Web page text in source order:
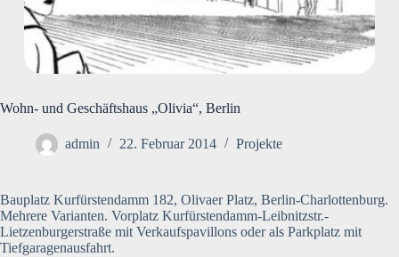
Wohn- und Geschäftshaus „Olivia“, Berlin
admin 22. Februar 2014 Projekte
Bauplatz Kurfürstendamm 182, Olivaer Platz, Berlin-Charlottenburg.
Mehrere Varianten. Vorplatz Kurfürstendamm-Leibnitzstr.-
Lietzenburgerstraße mit Verkaufspavillons oder als Parkplatz mit
Tiefgaragenausfahrt.